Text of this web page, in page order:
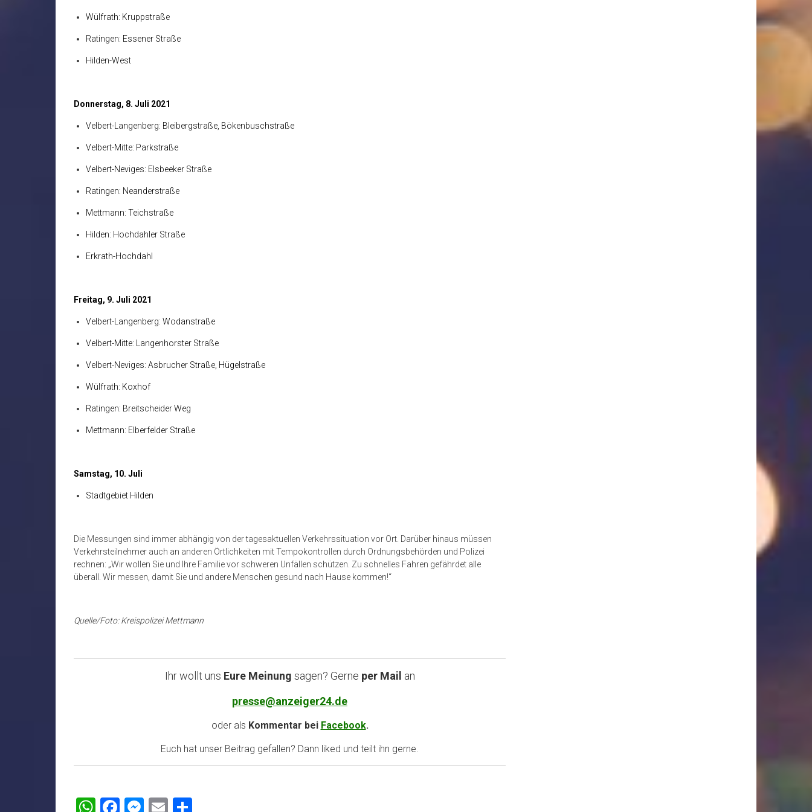
Wülfrath: Kruppstraße
Ratingen: Essener Straße
Hilden-West
Donnerstag, 8. Juli 2021
Velbert-Langenberg: Bleibergstraße, Bökenbuschstraße
Velbert-Mitte: Parkstraße
Velbert-Neviges: Elsbeeker Straße
Ratingen: Neanderstraße
Mettmann: Teichstraße
Hilden: Hochdahler Straße
Erkrath-Hochdahl
Freitag, 9. Juli 2021
Velbert-Langenberg: Wodanstraße
Velbert-Mitte: Langenhorster Straße
Velbert-Neviges: Asbrucher Straße, Hügelstraße
Wülfrath: Koxhof
Ratingen: Breitscheider Weg
Mettmann: Elberfelder Straße
Samstag, 10. Juli
Stadtgebiet Hilden
Die Messungen sind immer abhängig von der tagesaktuellen Verkehrssituation vor Ort. Darüber hinaus müssen
Verkehrsteilnehmer auch an anderen Örtlichkeiten mit Tempokontrollen durch Ordnungsbehörden und Polizei
rechnen: „Wir wollen Sie und Ihre Familie vor schweren Unfällen schützen. Zu schnelles Fahren gefährdet alle
überall. Wir messen, damit Sie und andere Menschen gesund nach Hause kommen!“
Quelle/Foto: Kreispolizei Mettmann
Ihr wollt uns Eure Meinung sagen? Gerne per Mail an
presse@anzeiger24.de
oder als Kommentar bei Facebook.
Euch hat unser Beitrag gefallen? Dann liked und teilt ihn gerne.
WhatsApp
Facebook
Messenger
Email